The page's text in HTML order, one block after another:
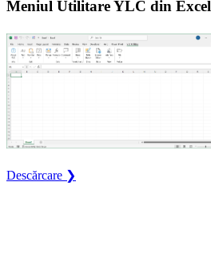
Meniul Utilitare YLC din Excel
Descărcare ❯